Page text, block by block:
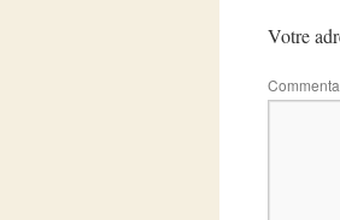
Votre